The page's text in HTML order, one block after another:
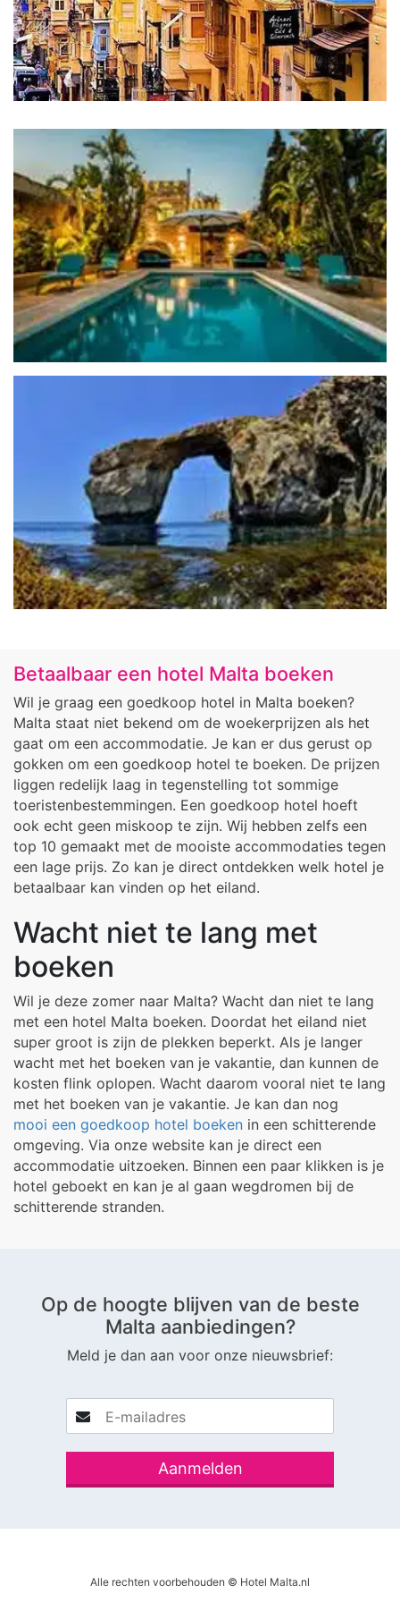
Betaalbaar een hotel Malta boeken
Wil je graag een goedkoop hotel in Malta boeken?
Malta staat niet bekend om de woekerprijzen als het
gaat om een accommodatie. Je kan er dus gerust op
gokken om een goedkoop hotel te boeken. De prijzen
liggen redelijk laag in tegenstelling tot sommige
toeristenbestemmingen. Een goedkoop hotel hoeft
ook echt geen miskoop te zijn. Wij hebben zelfs een
top 10 gemaakt met de mooiste accommodaties tegen
een lage prijs. Zo kan je direct ontdekken welk hotel je
betaalbaar kan vinden op het eiland.
Wacht niet te lang met
boeken
Wil je deze zomer naar Malta? Wacht dan niet te lang
met een hotel Malta boeken. Doordat het eiland niet
super groot is zijn de plekken beperkt. Als je langer
wacht met het boeken van je vakantie, dan kunnen de
kosten flink oplopen. Wacht daarom vooral niet te lang
met het boeken van je vakantie. Je kan dan nog
mooi een goedkoop hotel boeken in een schitterende
omgeving. Via onze website kan je direct een
accommodatie uitzoeken. Binnen een paar klikken is je
hotel geboekt en kan je al gaan wegdromen bij de
schitterende stranden.
Op de hoogte blijven van de beste
Malta aanbiedingen?
Meld je dan aan voor onze nieuwsbrief:
Alle rechten voorbehouden © Hotel Malta.nl